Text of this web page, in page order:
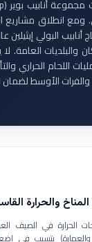
والبلديات العامة.
اللحام الحراري
الأوسط
والحرارة
الحرارة في الصيف
والعمارة) يتسبب في